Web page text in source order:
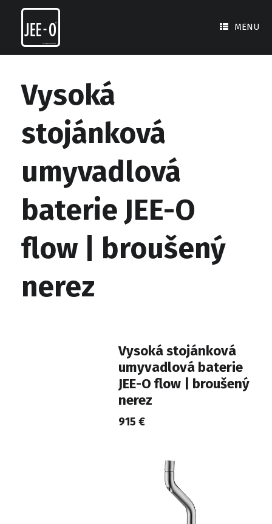
content
MENU
Vysoká
stojánková
umyvadlová
baterie JEE-O
flow | broušený
nerez
Vysoká stojánková
umyvadlová baterie
JEE-O flow | broušený
nerez
915 €